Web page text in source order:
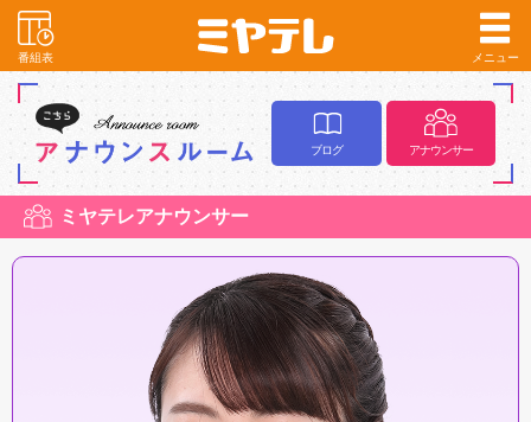
番組表 メニュー
ブログ アナウンサー
ミヤテレアナウンサー